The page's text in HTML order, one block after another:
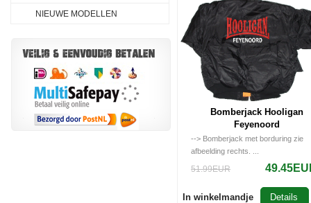
Bomberjack Hooligan
Feyenoord
--> Bomberjack met borduring zie
afbeelding rechts. ...
51.99EUR
In winkelmandje Details
NIEUWE MODELLEN